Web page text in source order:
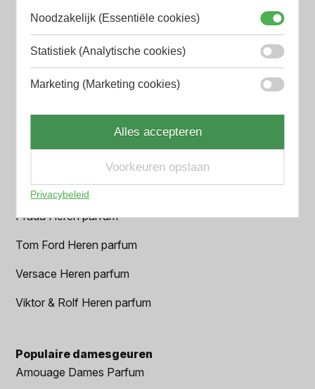
Creed heren parfum
Geurpakket
Jean Paul Gaultier Heren parfum
Parfum Gift Set
Prada Heren parfum
Tom Ford Heren parfum
Versace Heren parfum
Viktor & Rolf Heren parfum
Populaire damesgeuren
Amouage Dames Parfum
Noodzakelijk (Essentiële cookies)
Statistiek (Analytische cookies)
Marketing (Marketing cookies)
Alles accepteren
Voorkeuren opslaan
Privacybeleid